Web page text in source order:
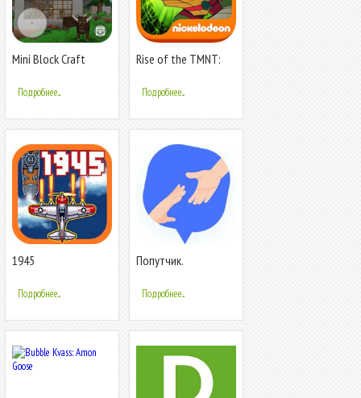
Mini Block Craft
Подробнее...
Rise of the TMNT:
Подробнее...
1945
Подробнее...
Попутчик.
поездки
Подробнее...